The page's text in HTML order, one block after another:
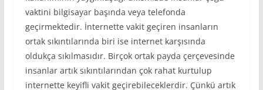
vaktini bilgisayar başında veya telefonda
geçirmektedir. İnternette vakit geçiren insanların
ortak sıkıntılarında biri ise internet karşısında
oldukça sıkılmasıdır. Birçok ortak payda çerçevesinde
insanlar artık sıkıntılarından çok rahat kurtulup
internette keyifli vakit geçirebileceklerdir. Çünkü artık